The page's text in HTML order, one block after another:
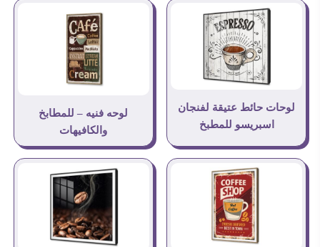
لوحات حائط عتيقة لفنجان
اسبريسو للمطبخ
لوحه فنيه – للمطابخ
والكافيهات